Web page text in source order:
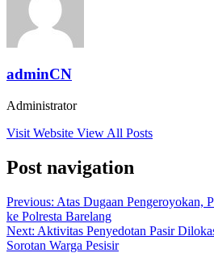
adminCN
Administrator
Visit Website View All Posts
Post navigation
Previous: Atas Dugaan Pengeroyokan,
ke Polresta Barelang
Next: Aktivitas Penyedotan Pasir
Sorotan Warga Pesisir